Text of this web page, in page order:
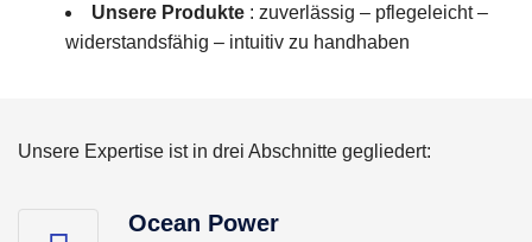
Unsere Produkte : zuverlässig – pflegeleicht –
widerstandsfähig – intuitiv zu handhaben
Unsere Expertise ist in drei Abschnitte gegliedert:
Ocean Power